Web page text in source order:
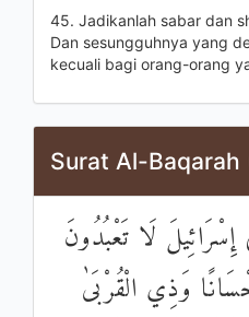
45. Jadikanlah sabar dan
Dan sesungguhnya yang
kecuali bagi orang-orang
Surat Al-
لَا تَعْبُدُونَ
وَذِي الْقُرْبَىٰ